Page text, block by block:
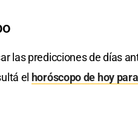
las predicciones de días
el horóscopo de hoy